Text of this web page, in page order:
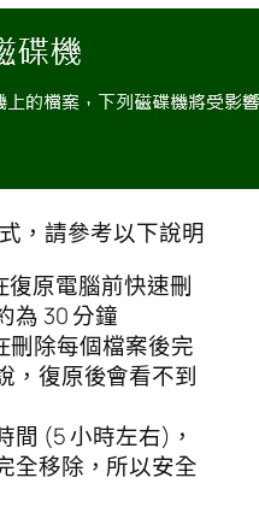
，請參考以下說明
復原電腦前快速刪
為 30 分鐘
刪除每個檔案後完
，復原後會看不到
間 (5 小時左右)，
全移除，所以安全